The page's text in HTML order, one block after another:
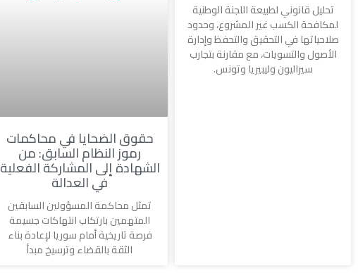
تحليل قانوني لطبيعة اللجنة الوطنية
لمكافحة الكسب غير المشروع، وحدود
صلاحياتها في التحقيق والتحفظ وإدارة
الأصول والتسويات، مع مقارنة بتجارب
سيراليون وليبيريا وتونس.
حقوق الضحايا في محاكمات
رموز النظام السابق: من
الشهادة إلى المشاركة الفعلية
في العدالة
تمثل محاكمة المسؤولين السابقين
المتهمين بارتكاب انتهاكات جسيمة
فرصة تاريخية أمام سوريا لإعادة بناء
الثقة بالقضاء وترسيخ مبدأ